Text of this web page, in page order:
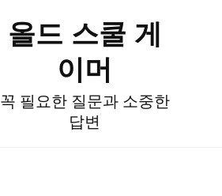
올드 스쿨 게
이머
꼭 필요한 질문과 소중한
답변